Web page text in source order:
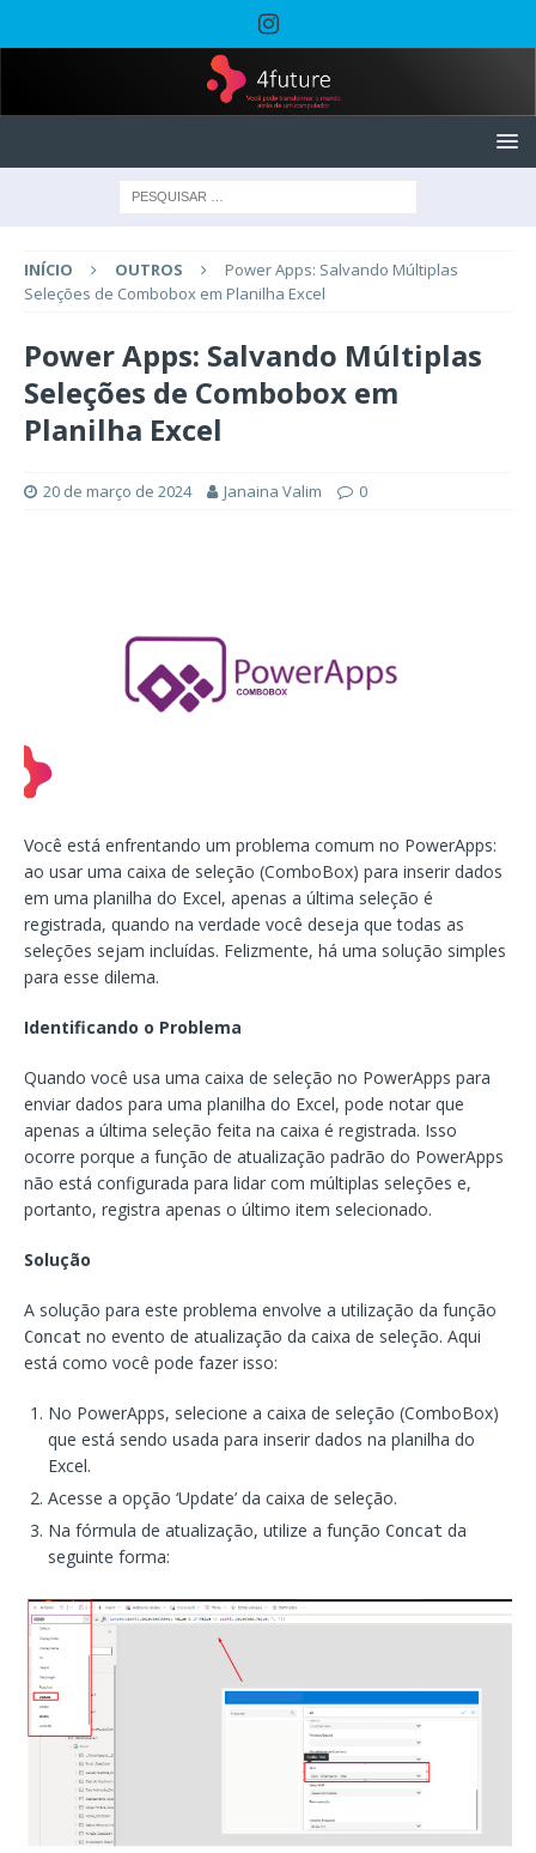
INÍCIO OUTROS
Power Apps: Salvando Múltiplas
Seleções de Combobox em Planilha Excel
Power Apps: Salvando Múltiplas
Seleções de Combobox em
Planilha Excel
20 de março de 2024 Janaina Valim 0
Você está enfrentando um problema comum no PowerApps:
ao usar uma caixa de seleção (ComboBox) para inserir dados
em uma planilha do Excel, apenas a última seleção é
registrada, quando na verdade você deseja que todas as
seleções sejam incluídas. Felizmente, há uma solução simples
para esse dilema.
Identificando o Problema
Quando você usa uma caixa de seleção no PowerApps para
enviar dados para uma planilha do Excel, pode notar que
apenas a última seleção feita na caixa é registrada. Isso
ocorre porque a função de atualização padrão do PowerApps
não está configurada para lidar com múltiplas seleções e,
portanto, registra apenas o último item selecionado.
Solução
A solução para este problema envolve a utilização da função
Concat no evento de atualização da caixa de seleção. Aqui
está como você pode fazer isso:
No PowerApps, selecione a caixa de seleção (ComboBox)
que está sendo usada para inserir dados na planilha do
Excel.
Acesse a opção ‘Update’ da caixa de seleção.
Na fórmula de atualização, utilize a função Concat da
seguinte forma: